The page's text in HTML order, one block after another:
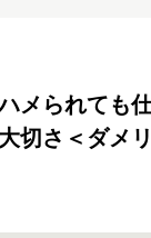
ハメられて
切さ＜ダメ